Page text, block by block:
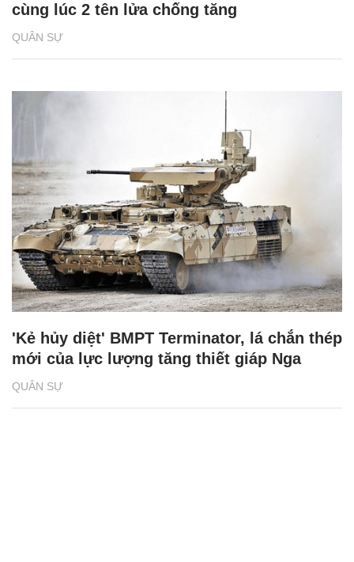
QUÂN SỰ
cùng lúc 2 tên lửa chống tăng
QUÂN SỰ
'Kẻ hủy diệt' BMPT Terminator, lá chắn thép
mới của lực lượng tăng thiết giáp Nga